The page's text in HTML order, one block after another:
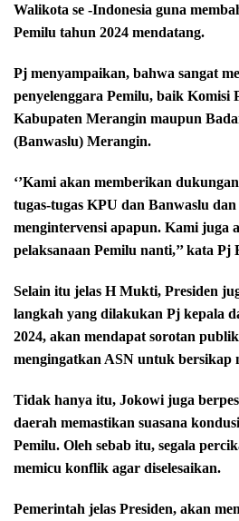
Walikota se -Indonesia guna
Pemilu tahun 2024 mendatang.
Pj menyampaikan, bahwa sangat
penyelenggara Pemilu, baik Komisi
Kabupaten Merangin maupun
(Banwaslu) Merangin.
‘’Kami akan memberikan
tugas-tugas KPU dan Banwaslu
mengintervensi apapun. Kami juga
pelaksanaan Pemilu nanti,’’ kata
Selain itu jelas H Mukti, Presiden
langkah yang dilakukan Pj kepala
2024, akan mendapat sorotan
mengingatkan ASN untuk bersikap
Tidak hanya itu, Jokowi juga
daerah memastikan suasana
Pemilu. Oleh sebab itu, segala
memicu konflik agar diselesaikan.
Pemerintah jelas Presiden, akan